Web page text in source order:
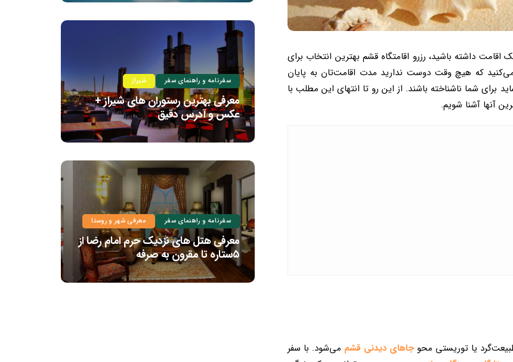
اقامت داشته باشید، رزرو اقامتگاه قشم بهترین انتخاب برای
که هیچ وقت دوست ندارید مدت اقامت‌تان به پایان
برای شما ناشناخته باشند. از این رو تا انتهای این مطلب با
آنها آشنا شویم.
یا توریستی محوجاهای دیدنی قشم می‌شود. با سفر
سفرنامه و راهنمای سفر شیراز
معرفی بهترین رستوران های شیراز +
عکس و آدرس دقیق
سفرنامه و راهنمای سفر معرفی شهر و روستا
معرفی هتل های نزدیک حرم امام رضا از
۵ستاره تا مقرون به صرفه